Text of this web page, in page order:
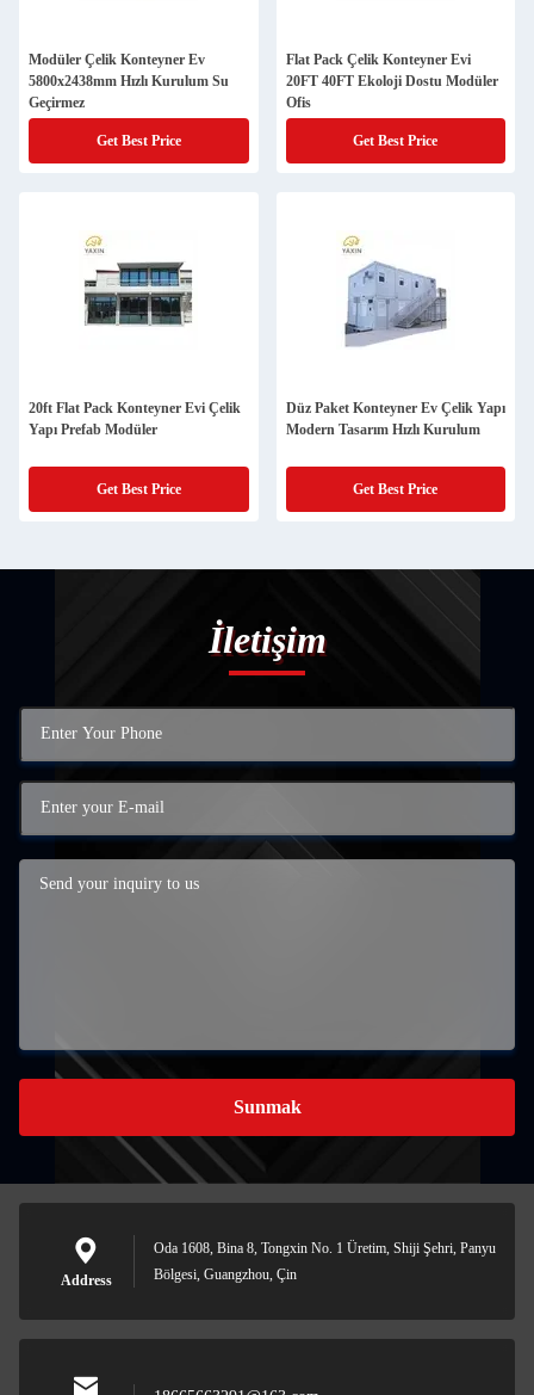
Modüler Çelik Konteyner Ev
5800x2438mm Hızlı Kurulum Su
Geçirmez
Get Best Price
Flat Pack Çelik Konteyner Evi
20FT 40FT Ekoloji Dostu Modüler
Ofis
Get Best Price
20ft Flat Pack Konteyner Evi Çelik
Yapı Prefab Modüler
Get Best Price
Düz Paket Konteyner Ev Çelik Yapı
Modern Tasarım Hızlı Kurulum
Get Best Price
İletişim
Sunmak
Address
Oda 1608, Bina 8, Tongxin No. 1 Üretim, Shiji Şehri, Panyu
Bölgesi, Guangzhou, Çin